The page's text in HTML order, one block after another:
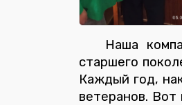
Наша
старшего
Каждый год,
ветеранов. Вот